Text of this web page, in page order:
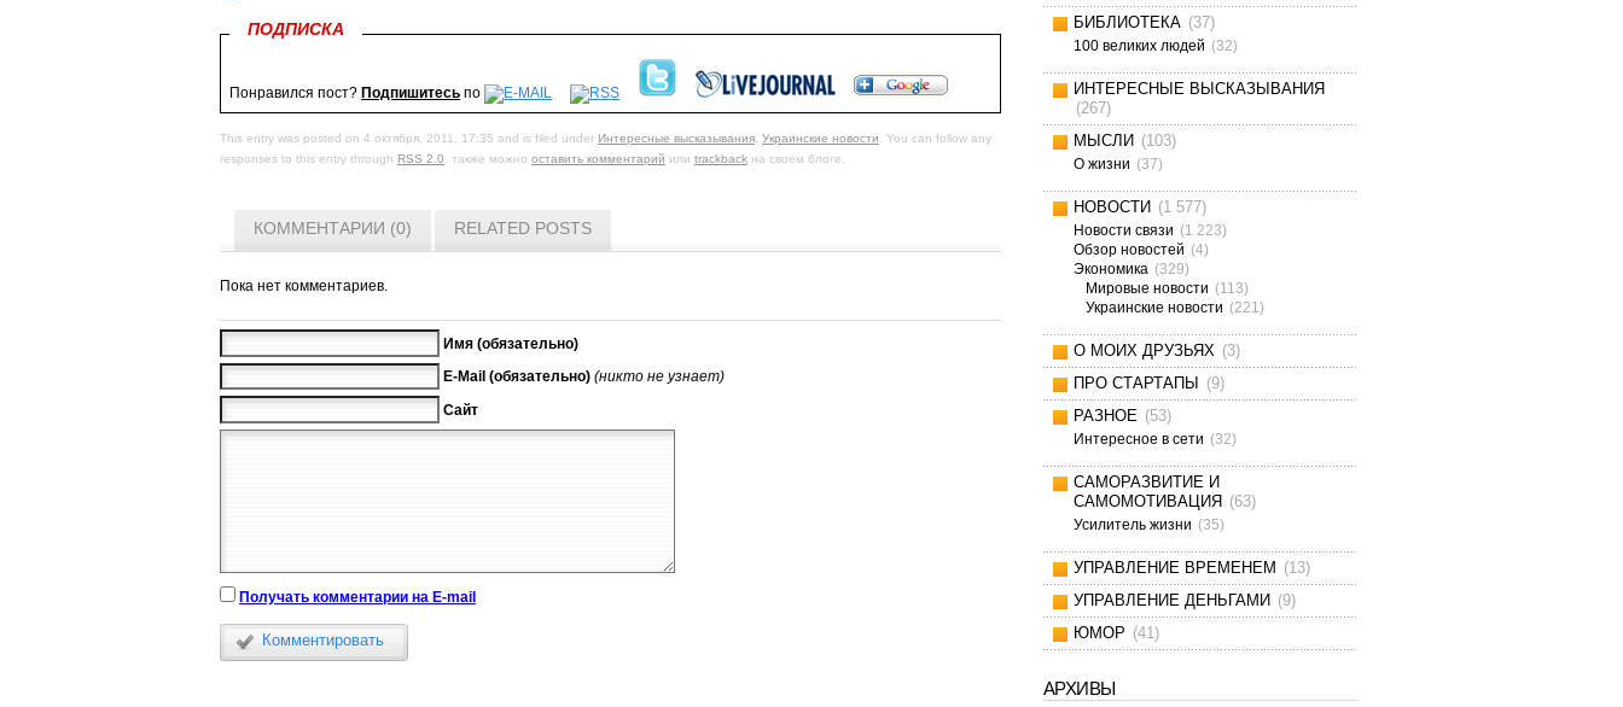
ПОДПИСКА
Понравился пост? Подпишитесь по
This entry was posted on 4 октября, 2011, 17:35 and is filed under Интересные высказывания Украинские новости . You can follow any
responses to this entry through RSS 2.0 . также можно оставить комментарий или trackback на своем блоге.
КОММЕНТАРИИ (0) RELATED POSTS
Пока нет комментариев.
Имя (обязательно)
E-Mail (обязательно) (никто не узнает)
Сайт
Получать комментарии на E-mail
Комментировать
БИБЛИОТЕКА (37)
100 великих людей (32)
ИНТЕРЕСНЫЕ ВЫСКАЗЫВАНИЯ
(267)
МЫСЛИ (103)
О жизни (37)
НОВОСТИ (1 577)
Новости связи (1 223)
Обзор новостей (4)
Экономика (329)
Мировые новости (113)
Украинские новости (221)
О МОИХ ДРУЗЬЯХ (3)
ПРО СТАРТАПЫ
(9)
РАЗНОЕ (53)
Интересное в сети (32)
САМОРАЗВИТИЕ И
САМОМОТИВАЦИЯ (63)
Усилитель жизни (35)
УПРАВЛЕНИЕ ВРЕМЕНЕМ (13)
УПРАВЛЕНИЕ ДЕНЬГАМИ (9)
ЮМОР (41)
АРХИВЫ